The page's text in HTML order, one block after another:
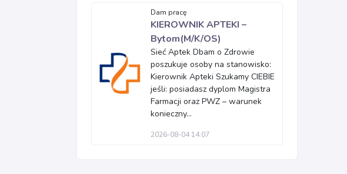
Dam pracę
KIEROWNIK APTEKI –
Bytom(M/K/OS)
Sieć Aptek Dbam o Zdrowie
poszukuje osoby na stanowisko:
Kierownik Apteki Szukamy CIEBIE
jeśli: posiadasz dyplom Magistra
Farmacji oraz PWZ – warunek
konieczny...
2026-08-04 14:07